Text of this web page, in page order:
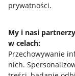
prywatności.
My i nasi
w celach:
Przechowywanie
nich.
Jak to działa
Allegro Gadane dla
Allegro Gadane